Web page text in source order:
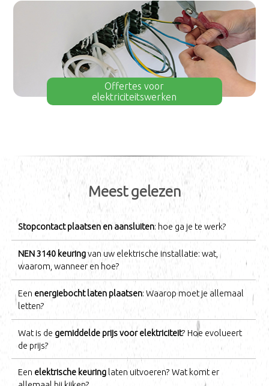
Offertes voor
elektriciteitswerken
Meest gelezen
Stopcontact plaatsen en aansluiten: hoe ga je te werk?
NEN 3140 keuringvan uw elektrische installatie: wat,
waarom, wanneer en hoe?
Een energiebocht laten plaatsen: Waarop moet je allemaal
letten?
Wat is de gemiddelde prijs voor elektriciteit? Hoe evolueert
de prijs?
Een elektrische keuringlaten uitvoeren? Wat komt er